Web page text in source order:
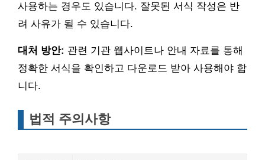
사용하는 경우도 있습니다. 잘못된 서식 작성은 반
려 사유가 될 수 있습니다.
대처 방안: 관련 기관 웹사이트나 안내 자료를 통해
정확한 서식을 확인하고 다운로드 받아 사용해야 합
니다.
법적 주의사항